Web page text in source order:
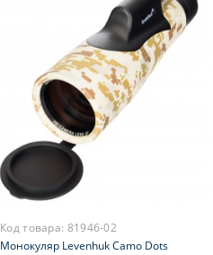
Код товара: 81946-02
Монокуляр Levenhuk Camo Dots